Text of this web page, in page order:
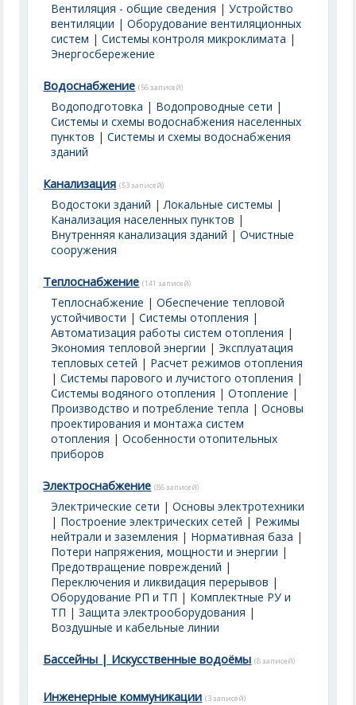
Вентиляция - общие сведения |Устройство
вентиляции |Оборудование вентиляционных
систем |Системы контроля микроклимата |
Энергосбережение
Водоснабжение (56 записей)
Водоподготовка | Водопроводные сети |
Системы и схемы водоснабжения населенных
пунктов |Системы и схемы водоснабжения
зданий
Канализация (53 записей)
Водостоки зданий |Локальные системы |
Канализация населенных пунктов |
Внутренняя канализация зданий |Очистные
сооружения
Теплоснабжение (141 записей)
Теплоснабжение |Обеспечение тепловой
устойчивости |Системы отопления |
Автоматизация работы систем отопления |
Экономия тепловой энергии |Эксплуатация
тепловых сетей | Расчет режимов отопления
|Системы парового и лучистого отопления |
Системы водяного отопления |Отопление |
Производство и потребление тепла |Основы
проектирования и монтажа систем
отопления |Особенности отопительных
приборов
Электроснабжение (86 записей)
Электрические сети |Основы электротехники
| Построение электрических сетей | Режимы
нейтрали и заземления | Нормативная база |
Потери напряжения, мощности и энергии |
Предотвращение повреждений |
Переключения и ликвидация перерывов |
Оборудование РП и ТП | Комплектные РУ и
ТП |Защита электрооборудования |
Воздушные и кабельные линии
Бассейны | Искусственные водоёмы (8 записей)
Инженерные коммуникации (3 записей)